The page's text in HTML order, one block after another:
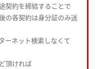
約を締結することで
各契約は身分証のみ送
ーネット検索しなくて
頂ければ